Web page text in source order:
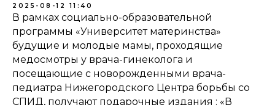
2025-08-12 11:40
В рамках социально-образовательной
программы «Университет материнства»
будущие и молодые мамы, проходящие
медосмотры у врача-гинеколога и
посещающие с новорожденными врача-
педиатра Нижегородского Центра борьбы со
СПИД, получают подарочные издания : «В